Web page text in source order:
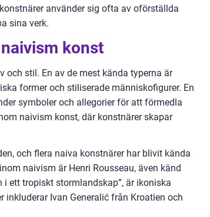
använder sig ofta av oförställda
sina verk.
konst
stil. En av de mest kända typerna är
former och stiliserade människofigurer. En
symboler och allegorier för att förmedla
naivism konst, där konstnärer skapar
och flera naiva konstnärer har blivit kända
naivism är Henri Rousseau, även känd
i ett tropiskt stormlandskap”, är ikoniska
Ivan Generalić från Kroatien och